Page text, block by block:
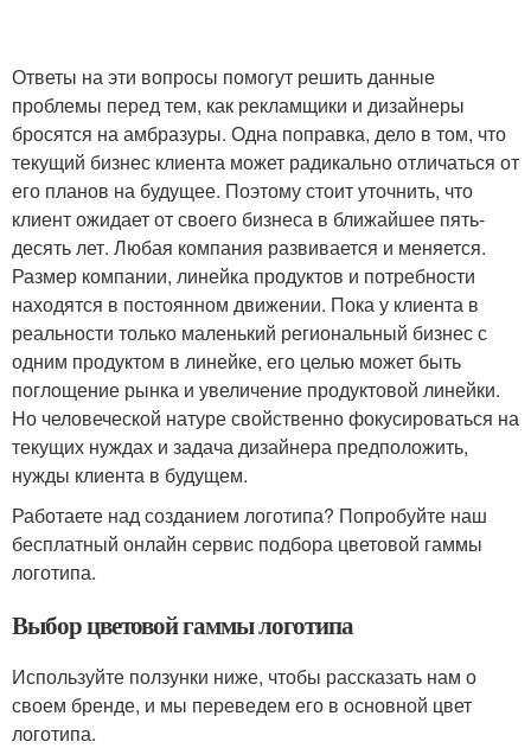
Ответы на эти вопросы помогут решить данные
проблемы перед тем, как рекламщики и дизайнеры
бросятся на амбразуры. Одна поправка, дело в том, что
текущий бизнес клиента может радикально отличаться от
его планов на будущее. Поэтому стоит уточнить, что
клиент ожидает от своего бизнеса в ближайшее пять-
десять лет. Любая компания развивается и меняется.
Размер компании, линейка продуктов и потребности
находятся в постоянном движении. Пока у клиента в
реальности только маленький региональный бизнес с
одним продуктом в линейке, его целью может быть
поглощение рынка и увеличение продуктовой линейки.
Но человеческой натуре свойственно фокусироваться на
текущих нуждах и задача дизайнера предположить,
нужды клиента в будущем.
Работаете над созданием логотипа? Попробуйте наш
бесплатный онлайн сервис подбора цветовой гаммы
логотипа.
Выбор цветовой гаммы логотипа
Используйте ползунки ниже, чтобы рассказать нам о
своем бренде, и мы переведем его в основной цвет
логотипа.